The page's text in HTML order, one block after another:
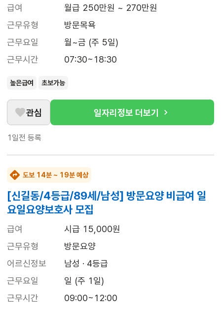
급여
월급 250만원 ~ 270만원
근무유형
방문목욕
근무요일
월~금 (주 5일)
근무시간
07:30~18:30
높은급여 초보가능
관심 일자리정보 더보기
1일전 등록
도보 14분 ~ 19분 예상
[신길동/4등급/89세/남성] 방문요양 비급여 일
요일요양보호사 모집
급여
시급 15,000원
근무유형
방문요양
어르신정보
남성 · 4등급
근무요일
일 (주 1일)
근무시간
09:00~12:00